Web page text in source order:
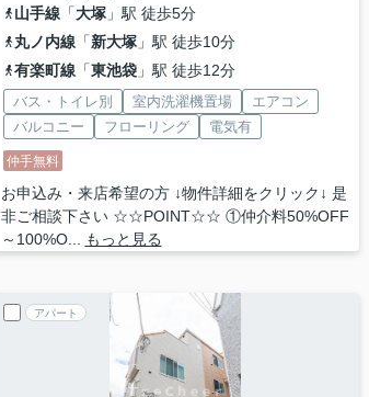
山手線「大塚」駅 徒歩5分
丸ノ内線「新大塚」駅 徒歩10分
有楽町線「東池袋」駅 徒歩12分
バス・トイレ別 室内洗濯機置場
エアコン
バルコニー
フローリング 電気有
仲手無料
お申込み・来店希望の方 ↓物件詳細をクリック↓ 是
非ご相談下さい ☆☆POINT☆☆ ①仲介料50%OFF
～100%O...
もっと見る
アパート